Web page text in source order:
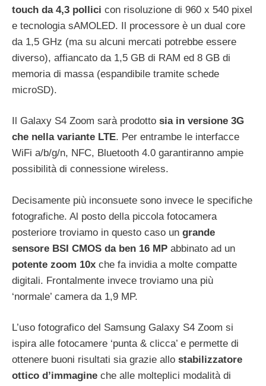
touch da 4,3 pollici con risoluzione di 960 x 540 pixel
e tecnologia sAMOLED. Il processore è un dual core
da 1,5 GHz (ma su alcuni mercati potrebbe essere
diverso), affiancato da 1,5 GB di RAM ed 8 GB di
memoria di massa (espandibile tramite schede
microSD).
Il Galaxy S4 Zoom sarà prodotto sia in versione 3G
che nella variante LTE. Per entrambe le interfacce
WiFi a/b/g/n, NFC, Bluetooth 4.0 garantiranno ampie
possibilità di connessione wireless.
Decisamente più inconsuete sono invece le specifiche
fotografiche. Al posto della piccola fotocamera
posteriore troviamo in questo caso un grande
sensore BSI CMOS da ben 16 MP abbinato ad un
potente zoom 10x che fa invidia a molte compatte
digitali. Frontalmente invece troviamo una più
‘normale’ camera da 1,9 MP.
L’uso fotografico del Samsung Galaxy S4 Zoom si
ispira alle fotocamere ‘punta & clicca’ e permette di
ottenere buoni risultati sia grazie allo stabilizzatore
ottico d’immagine che alle molteplici modalità di